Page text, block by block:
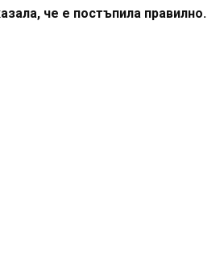
че е постъпила правилно.